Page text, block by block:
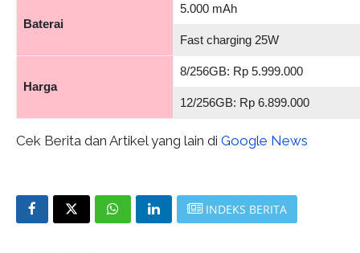
Baterai
5.000 mAh
Fast charging 25W
Harga
8/256GB: Rp 5.999.000
12/256GB: Rp 6.899.000
Cek Berita dan Artikel yang lain di Google News
INDEKS BERITA